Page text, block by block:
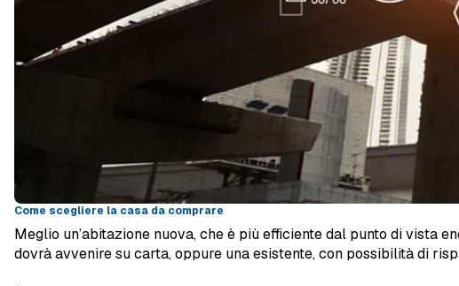
Come scegliere la casa da comprare
Meglio un’abitazione nuova, che è più efficiente dal punto di vista
dovrà avvenire su carta, oppure una esistente, con possibilità di